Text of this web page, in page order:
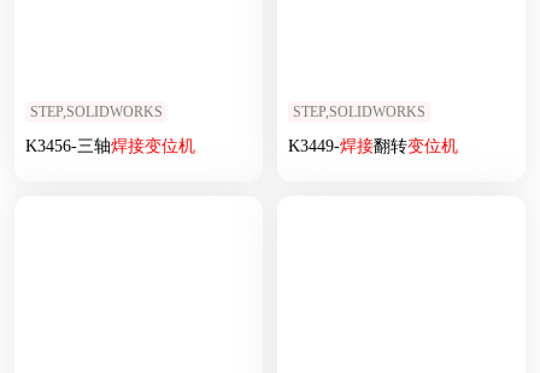
STEP,SOLIDWORKS
K3456-三轴焊接变位机
STEP,SOLIDWORKS
K3449-焊接翻转变位机